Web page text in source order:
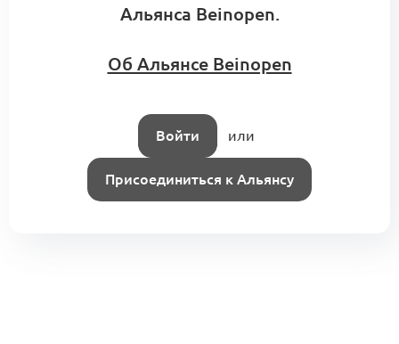
Альянса Beinopen.
Об Альянсе Beinopen
Войти или
Присоединиться к Альянсу